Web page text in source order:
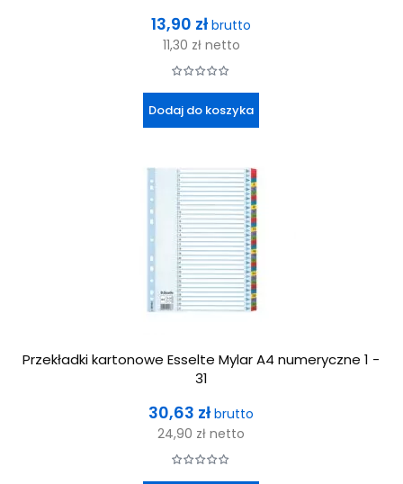
Cena
13,90 zł brutto
11,30 zł netto
Dodaj do koszyka
Przekładki kartonowe Esselte Mylar A4 numeryczne 1 -
31
Cena
30,63 zł brutto
24,90 zł netto